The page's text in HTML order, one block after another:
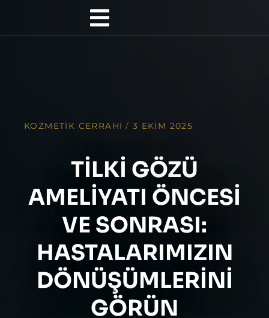
KOZMETIK CERRAHI / 3 EKIM 2025
TILKI GÖZÜ
AMELIYATI ÖNCESI
VE SONRASI:
HASTALARIMIZIN
DÖNÜŞÜMLERINI
GÖRÜN